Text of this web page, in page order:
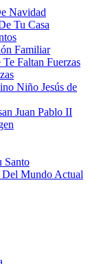
Navidad
Tu Casa
Familiar
Faltan Fuerzas
Niño Jesús de
Juan Pablo II
Santo
Del Mundo Actual